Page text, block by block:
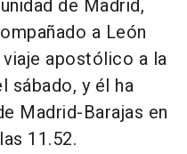
de Madrid,
a León
apostólico a la
sábado, y él ha
Madrid-Barajas en
11.52.